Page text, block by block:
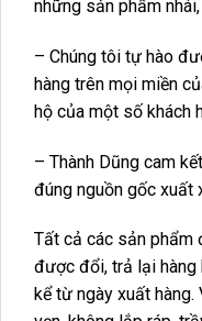
những sản phẩm
– Chúng tôi tự hào
hàng trên mọi miền
hộ của một số khách
– Thành Dũng cam
đúng nguồn gốc xuất
Tất cả các sản phẩm
được đổi, trả lại hàng
kể từ ngày xuất